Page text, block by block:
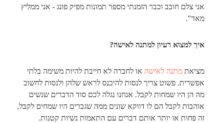
אני צלם חובב וכבר הזמנתי מספר תמונות מפיק פונג - אני ממליץ
מאד".
איך למצוא רעיון למתנה לאישה?
מציאת מתנה לאישה או לחברה לא חייבת להיות משימה בלתי
אפשרית. פשוט צריך לנסות להיכנס לראש שלהן ולנסות לחשוב
מה הן היו שמחות לקבל. אנחנו נגלה לכם סוד הדברים שנשים
אוהבות לקבל הם לו דווקא שונים ממה שגברים היו שמחים לקבל,
זה פחות או יותר אותם דברים עם התאמות נשיות קטנות.